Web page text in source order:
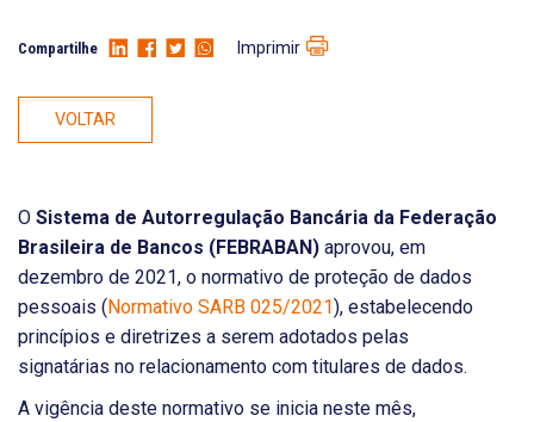
Compartilhe Imprimir
VOLTAR
O Sistema de Autorregulação Bancária da Federação
Brasileira de Bancos (FEBRABAN) aprovou, em
dezembro de 2021, o normativo de proteção de dados
pessoais ( Normativo SARB 025/2021), estabelecendo
princípios e diretrizes a serem adotados pelas
signatárias no relacionamento com titulares de dados.
A vigência deste normativo se inicia neste mês,